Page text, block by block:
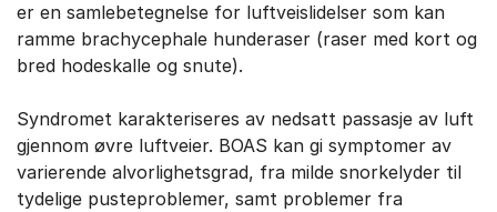
er en samlebetegnelse for luftveislidelser som kan
ramme brachycephale hunderaser (raser med kort og
bred hodeskalle og snute).
Syndromet karakteriseres av nedsatt passasje av luft
gjennom øvre luftveier. BOAS kan gi symptomer av
varierende alvorlighetsgrad, fra milde snorkelyder til
tydelige pusteproblemer, samt problemer fra